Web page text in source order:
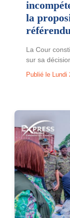
la
La Cour
sur sa
Publié le Lundi